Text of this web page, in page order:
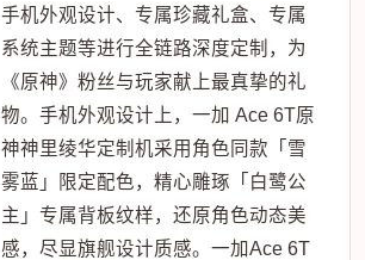
手机外观设计、专属珍藏礼盒、专属
系统主题等进行全链路深度定制，为
《原神》粉丝与玩家献上最真挚的礼
物。手机外观设计上，一加 Ace 6T原
神神里绫华定制机采用角色同款「雪
雾蓝」限定配色，精心雕琢「白鹭公
主」专属背板纹样，还原角色动态美
感，尽显旗舰设计质感。一加Ace 6T